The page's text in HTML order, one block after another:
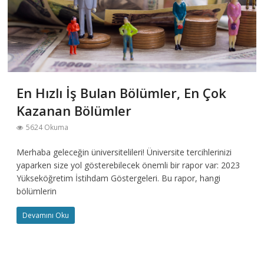
En Hızlı İş Bulan Bölümler, En Çok
Kazanan Bölümler
5624 Okuma
Merhaba geleceğin üniversitelileri! Üniversite tercihlerinizi
yaparken size yol gösterebilecek önemli bir rapor var: 2023
Yükseköğretim İstihdam Göstergeleri. Bu rapor, hangi
bölümlerin
Devamını Oku